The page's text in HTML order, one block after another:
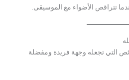
تتراقص الأضواء مع الموسيقى.
التي تجعله وجهة فريدة ومفضلة